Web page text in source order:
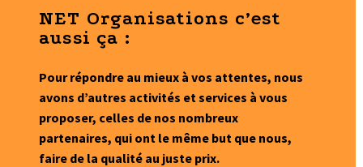
NET Organisations c’est
aussi ça :
Pour répondre au mieux à vos attentes, nous
avons d’autres activités et services à vous
proposer, celles de nos nombreux
partenaires, qui ont le même but que nous,
faire de la qualité au juste prix.